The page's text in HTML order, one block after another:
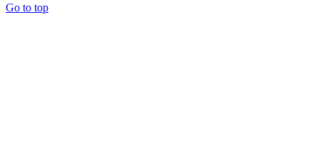
Go to top